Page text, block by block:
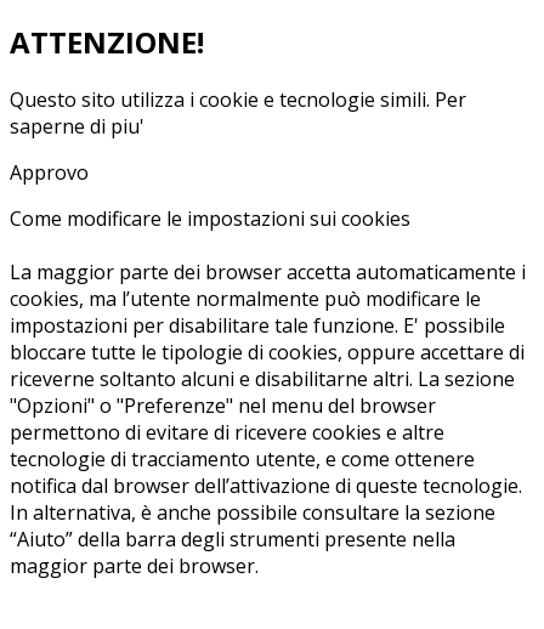
ATTENZIONE!
Questo sito utilizza i cookie e tecnologie simili. Per
saperne di piu'
Approvo
Come modificare le impostazioni sui cookies
La maggior parte dei browser accetta automaticamente i
cookies, ma l’utente normalmente può modificare le
impostazioni per disabilitare tale funzione. E' possibile
bloccare tutte le tipologie di cookies, oppure accettare di
riceverne soltanto alcuni e disabilitarne altri. La sezione
"Opzioni" o "Preferenze" nel menu del browser
permettono di evitare di ricevere cookies e altre
tecnologie di tracciamento utente, e come ottenere
notifica dal browser dell’attivazione di queste tecnologie.
In alternativa, è anche possibile consultare la sezione
“Aiuto” della barra degli strumenti presente nella
maggior parte dei browser.